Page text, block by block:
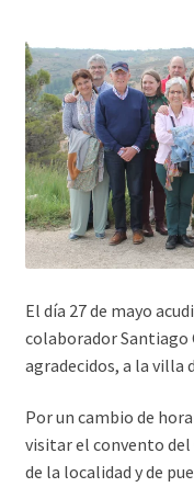
El día 27 de mayo
colaborador Santiago
agradecidos, a la villa
Por un cambio de
visitar el convento
de la localidad y de